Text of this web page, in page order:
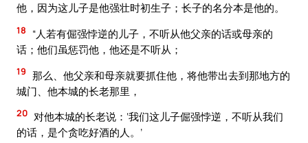
他，因为这儿子是他强壮时初生子；长子的名分本是他的。
18
“人若有倔强悖逆的儿子，不听从他父亲的话或母亲的
话；他们虽惩罚他，他还是不听从；
19 那么、他父亲和母亲就要抓住他，将他带出去到那地方的
城门、他本城的长老那里，
20 对他本城的长老说：‘我们这儿子倔强悖逆，不听从我们
的话，是个贪吃好酒的人。’